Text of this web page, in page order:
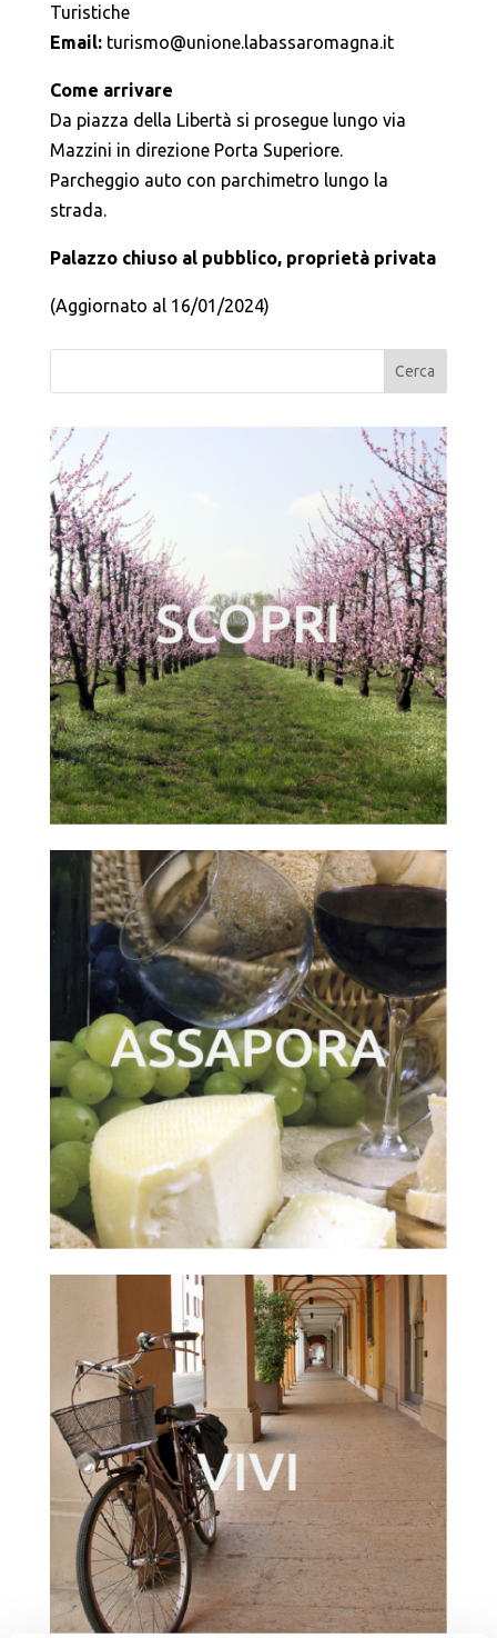
Turistiche
Email: turismo@unione.labassaromagna.it
Come arrivare
Da piazza della Libertà si prosegue lungo via
Mazzini in direzione Porta Superiore.
Parcheggio auto con parchimetro lungo la
strada.
Palazzo chiuso al pubblico, proprietà privata
(Aggiornato al 16/01/2024)